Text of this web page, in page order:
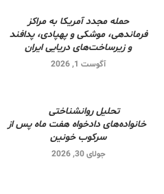
حمله مجدد آمریکا به مراکز
فرماندهی، موشکی و پهپادی، پدافند
و زیرساخت‌های دریایی ایران
آگوست 1, 2026
تحلیل روانشناختی
خانواده‌های دادخواه هفت ماه پس از
سرکوب خونین
جولای 30, 2026